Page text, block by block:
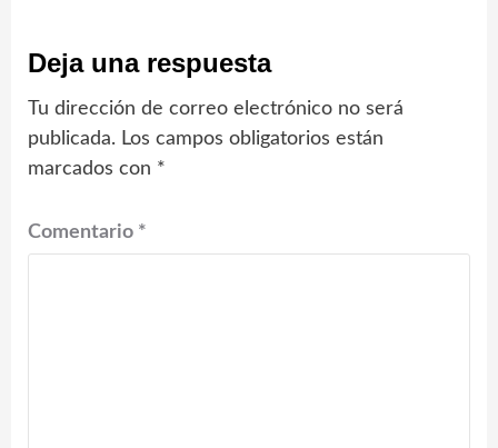
Deja una respuesta
Tu dirección de correo electrónico no será
publicada. Los campos obligatorios están
marcados con *
Comentario *